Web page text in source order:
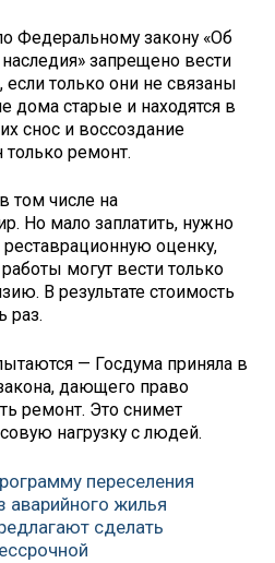
Федеральному закону «Об
запрещено вести
только они не связаны
дома старые и находятся в
снос и воссоздание
ремонт.
том числе на
Но мало заплатить, нужно
реставрационную оценку,
могут вести только
В результате стоимость
раз.
— Госдума приняла в
дающего право
ремонт. Это снимет
нагрузку с людей.
переселения
аварийного жилья
сделать